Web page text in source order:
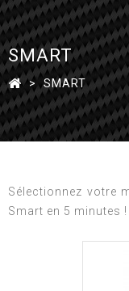
SMART
> SMART
Sélectionnez votre
Smart en 5 minutes !